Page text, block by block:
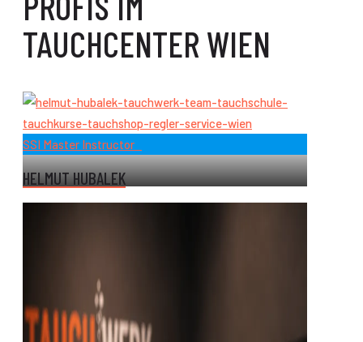
TAUCHCENTER WIEN
SSI Master Instructor
HELMUT HUBALEK